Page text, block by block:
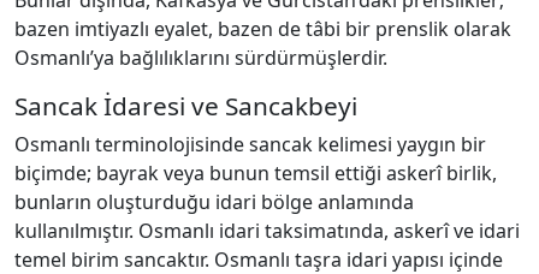
bazen imtiyazlı eyalet, bazen de tâbi bir prenslik olarak
Osmanlı’ya bağlılıklarını sürdürmüşlerdir.
Sancak İdaresi ve Sancakbeyi
Osmanlı terminolojisinde sancak kelimesi yaygın bir
biçimde; bayrak veya bunun temsil ettiği askerî birlik,
bunların oluşturduğu idari bölge anlamında
kullanılmıştır. Osmanlı idari taksimatında, askerî ve idari
temel birim sancaktır. Osmanlı taşra idari yapısı içinde